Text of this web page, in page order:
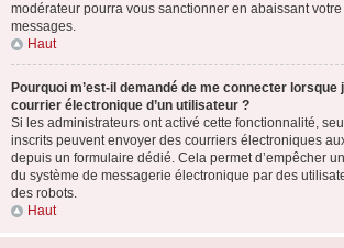
modérateur pourra vous sanctionner en abaissant
messages.
Haut
Pourquoi m’est-il demandé de me connecter lorsque
courrier électronique d’un utilisateur ?
Si les administrateurs ont activé cette fonctionnalité,
inscrits peuvent envoyer des courriers électroniques
depuis un formulaire dédié. Cela permet d’empêcher
du système de messagerie électronique par des
des robots.
Haut